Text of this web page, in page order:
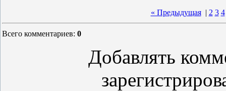
« Предыдущая| 2 3 4
Всего комментариев: 0
Добавлять